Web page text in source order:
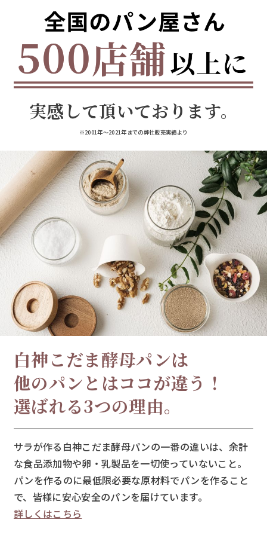
実感して頂いております。
白神こだま酵母パンは
他のパンとはココが違う！
選ばれる3つの理由。
サラが作る白神こだま酵母パンの一番の違いは、余計
な食品添加物や卵・乳製品を一切使っていないこと。
パンを作るのに最低限必要な原材料でパンを作ること
で、皆様に安心安全のパンを届けています。
詳しくはこちら